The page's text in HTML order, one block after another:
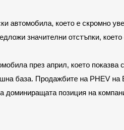
автомобила, което е скромно
значителни отстъпки,
през април, което показва
база. Продажбите на PHEV на
доминиращата позиция на